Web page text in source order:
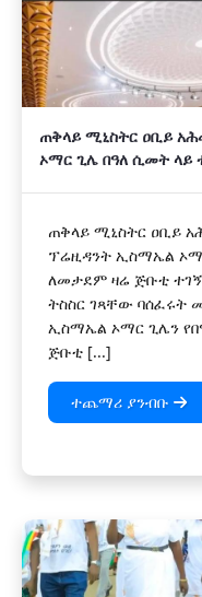
ጠቅላይ ሚኒስትር ዐቢይ
ኦማር ጊሌ በዓለ ሲመት ላይ
ጠቅላይ ሚኒስትር ዐቢይ
ፕሬዚዳንት ኢስማኤል
ለመታደም ዛሬ ጅቡቲ
ትስስር ገጻቸው ባሰፈሩት
ኢስማኤል ኦማር ጊሌን
ጅቡቲ [...]
ተጨማሪ ያንብቡ